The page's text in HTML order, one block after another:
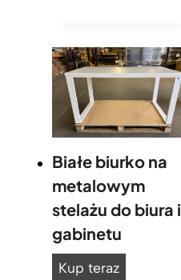
c
z
e
n
a
w
i
t
r
Białe biurko na
metalowym
stelażu do biura i
gabinetu
Kup terazB